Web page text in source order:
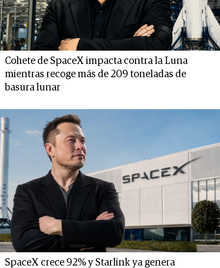
Cohete de SpaceX impacta contra la Luna
mientras recoge más de 209 toneladas de
basura lunar
SpaceX crece 92% y Starlink ya genera